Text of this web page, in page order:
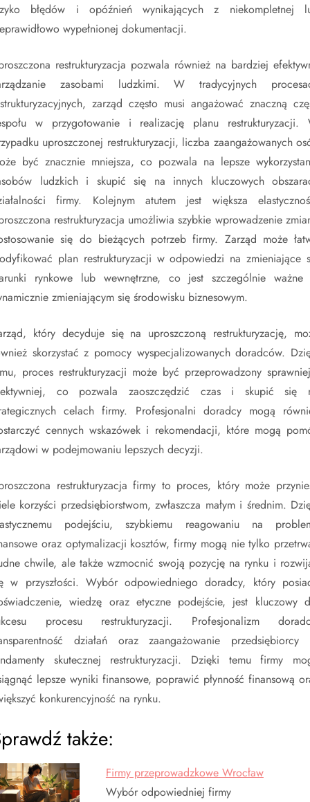
błędów i opóźnień wynikających z niekompletnej
wypełnionej dokumentacji.
restrukturyzacja pozwala również na bardziej
zasobami ludzkimi. W tradycyjnych
zarząd często musi angażować znaczną
w przygotowanie i realizację planu restrukturyzacji.
uproszczonej restrukturyzacji, liczba zaangażowanych
być znacznie mniejsza, co pozwala na lepsze
ludzkich i skupić się na innych kluczowych
firmy. Kolejnym atutem jest większa
restrukturyzacja umożliwia szybkie wprowadzenie
się do bieżących potrzeb firmy. Zarząd może
plan restrukturyzacji w odpowiedzi na zmieniające
rynkowe lub wewnętrzne, co jest szczególnie ważne
zmieniającym się środowisku biznesowym.
który decyduje się na uproszczoną restrukturyzację,
skorzystać z pomocy wyspecjalizowanych doradców.
proces restrukturyzacji może być przeprowadzony
co pozwala zaoszczędzić czas i skupić się
celach firmy. Profesjonalni doradcy mogą
cennych wskazówek i rekomendacji, które mogą
w podejmowaniu lepszych decyzji.
restrukturyzacja firmy to proces, który może
korzyści przedsiębiorstwom, zwłaszcza małym i średnim.
podejściu, szybkiemu reagowaniu na
oraz optymalizacji kosztów, firmy mogą nie tylko
chwile, ale także wzmocnić swoją pozycję na rynku i
w przyszłości. Wybór odpowiedniego doradcy, który
wiedzę oraz etyczne podejście, jest kluczowy
procesu restrukturyzacji. Profesjonalizm
działań oraz zaangażowanie przedsiębiorcy
skutecznej restrukturyzacji. Dzięki temu firmy
lepsze wyniki finansowe, poprawić płynność finansową
konkurencyjność na rynku.
także:
Firmy przeprowadzkowe Wrocław
Wybór odpowiedniej firmy